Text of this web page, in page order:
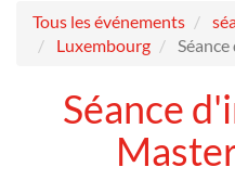
Tous les événements
Luxembourg
Séance